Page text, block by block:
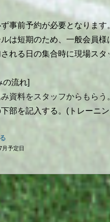
ず事前予約が必要となりま
ルは短期のため、一般会員
される日の集合時に現場ス
の流れ]
資料をスタッフからもらう
部を記入する。(トレーニ
予定日